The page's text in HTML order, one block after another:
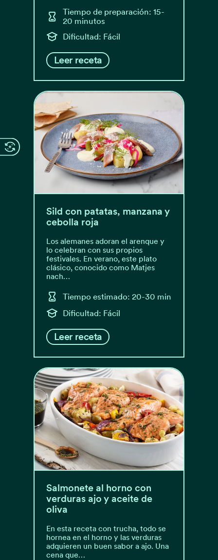
Tiempo de preparación: 15-
20 minutos
Dificultad: Fácil
Leer receta
Sild con patatas, manzana y
cebolla roja
Los alemanes adoran el arenque y
lo celebran con sus propios
festivales. En verano, este plato
clásico, conocido como Matjes
nach…
Tiempo estimado: 20-30 min
Dificultad: Fácil
Leer receta
Salmonete al horno con
verduras ajo y aceite de
oliva
En esta receta con trucha, todo se
hornea en el horno y las verduras
adquieren un buen sabor a ajo. Una
cena que…